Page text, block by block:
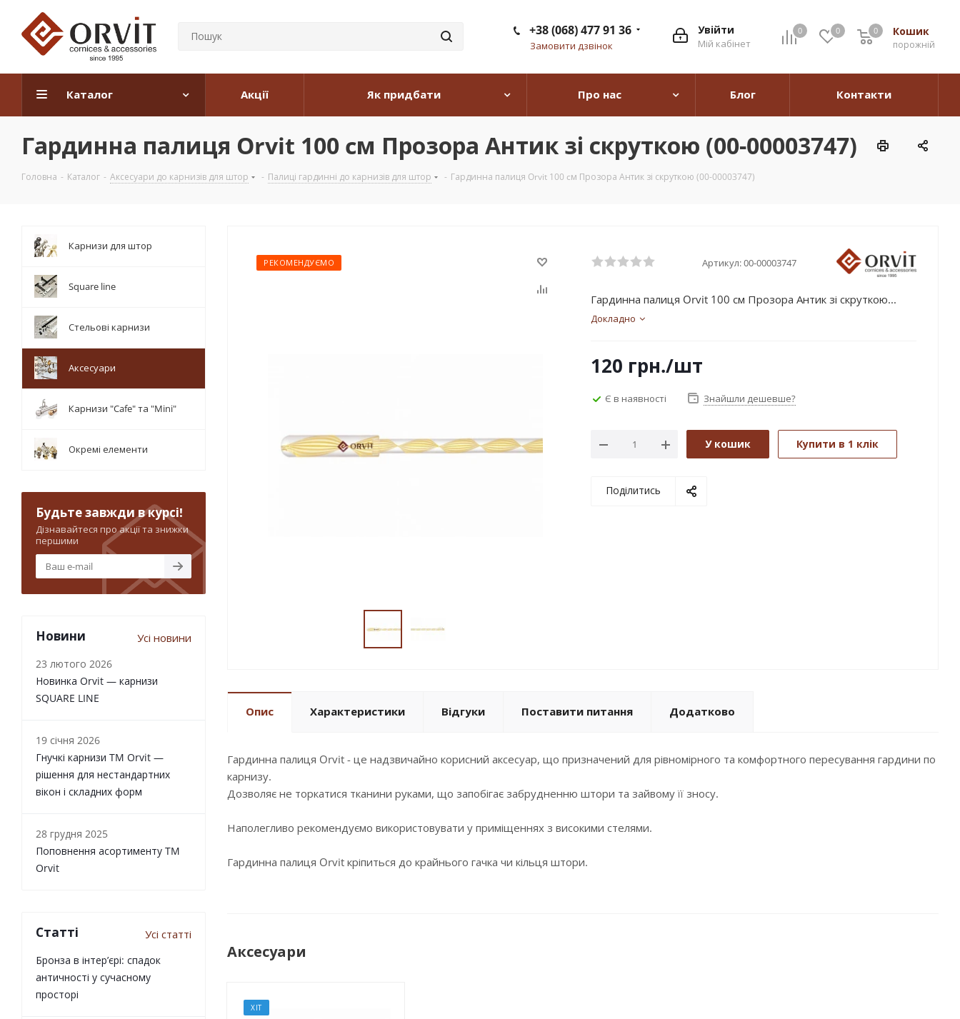
0 0 Кошик
0
порожній
0
Увійти
Мій кабінет
+38 (068) 477 91 36
Замовити дзвінок
Каталог Акції Як придбати Про нас Блог Контакти
Гардинна палиця Orvit 100 cм Прозора Антик зі скруткою (00-00003747)
Головна - Каталог - Аксесуари до карнизів для штор - Палиці гардинні до карнизів для штор - Гардинна палиця Orvit 100 cм Прозора Антик зі скруткою (00-00003747)
РЕКОМЕНДУЄМО Артикул:00-00003747
Гардинна палиця Orvit 100 cм Прозора Антик зі скруткою...
Докладно
120 грн./шт
Є в наявності Знайшли дешевше?
У кошик Купити в 1 клік
Поділитись
Опис Характеристики Відгуки Поставити питання Додатково
Гардинна палиця Orvit - це надзвичайно корисний аксесуар, що призначений для рівномірного та комфортного пересування гардини по
карнизу.
Дозволяє не торкатися тканини руками, що запобігає забрудненню штори та зайвому її зносу.
Наполегливо рекомендуємо використовувати у приміщеннях з високими стелями.
Гардинна палиця Orvit кріпиться до крайнього гачка чи кільця штори.
Аксесуари
ХІТ
Карнизи для штор
Square line
Стельові карнизи
Аксесуари
Карнизи "Cafe" та "Mini"
Окремі елементи
Будьте завжди в курсі!
Дізнавайтеся про акції та знижки
першими
Новини Усі новини
23 лютого 2026
Новинка Orvit — карнизи
SQUARE LINE
19 січня 2026
Гнучкі карнизи TM Orvit —
рішення для нестандартних
вікон і складних форм
28 грудня 2025
Поповнення асортименту TM
Orvit
Статті Усі статті
Бронза в інтер’єрі: спадок
античності у сучасному
просторі